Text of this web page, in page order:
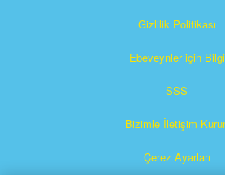
Gizlilik Politikası
Ebeveynler için Bilgi
SSS
Bizimle İletişim
Çerez Ayarları